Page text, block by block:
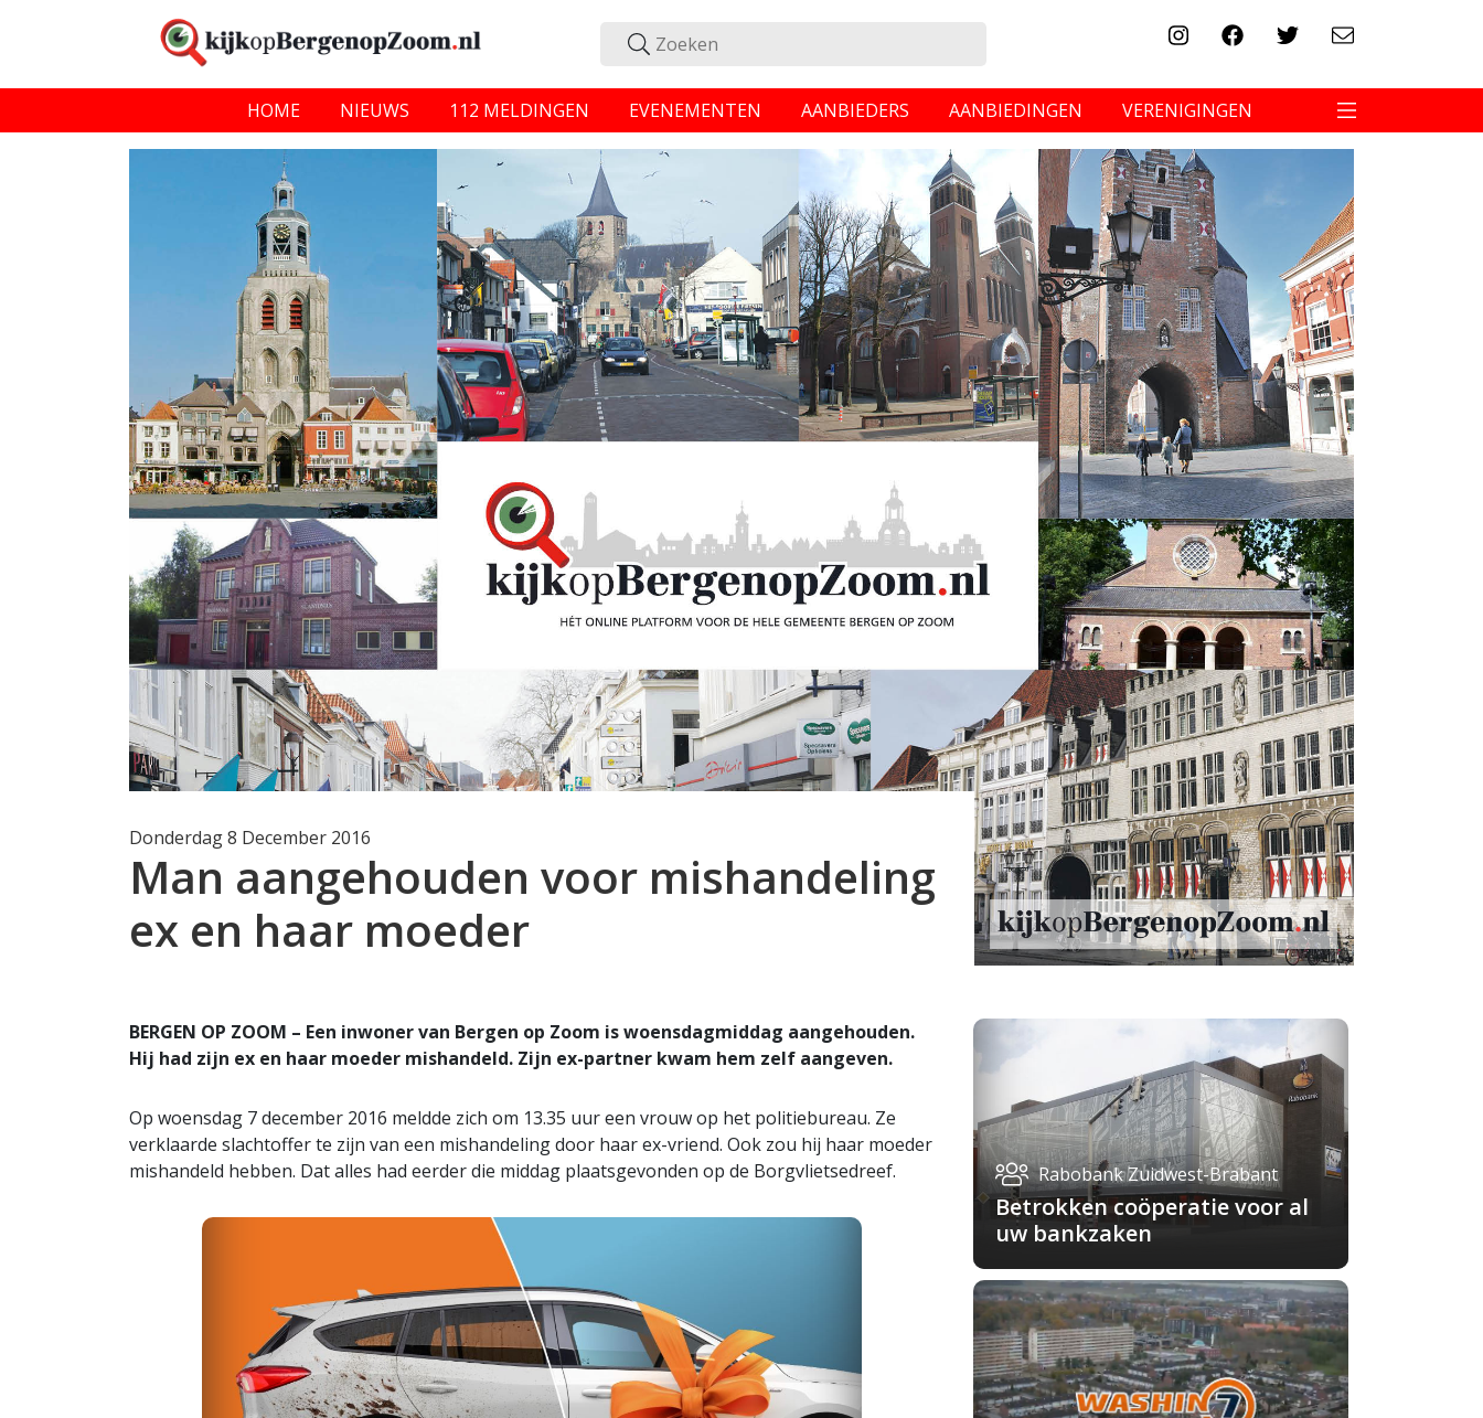
HOME NIEUWS 112 MELDINGEN EVENEMENTEN AANBIEDERS AANBIEDINGEN VERENIGINGEN
Donderdag 8 December 2016
Man aangehouden voor mishandeling
ex en haar moeder
BERGEN OP ZOOM – Een inwoner van Bergen op Zoom is woensdagmiddag aangehouden.
Hij had zijn ex en haar moeder mishandeld. Zijn ex-partner kwam hem zelf aangeven.
Op woensdag 7 december 2016 meldde zich om 13.35 uur een vrouw op het politiebureau. Ze
verklaarde slachtoffer te zijn van een mishandeling door haar ex-vriend. Ook zou hij haar moeder
mishandeld hebben. Dat alles had eerder die middag plaatsgevonden op de Borgvlietsedreef.
Rabobank Zuidwest-Brabant
Betrokken coöperatie voor al
uw bankzaken